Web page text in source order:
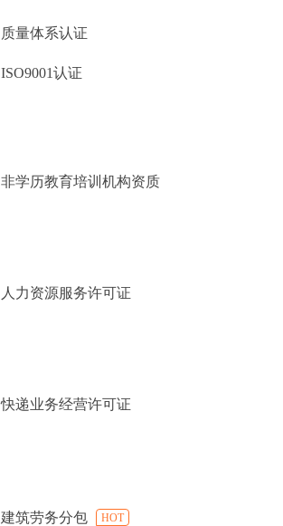
质量体系认证
ISO9001认证
非学历教育培训机构资质
人力资源服务许可证
快递业务经营许可证
建筑劳务分包 HOT